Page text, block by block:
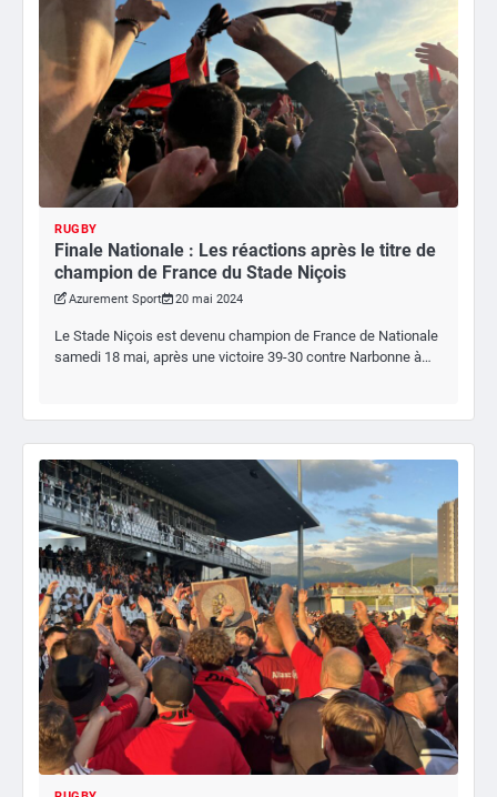
RUGBY
Finale Nationale : Les réactions après le titre de
champion de France du Stade Niçois
Azurement Sport 20 mai 2024
Le Stade Niçois est devenu champion de France de Nationale
samedi 18 mai, après une victoire 39-30 contre Narbonne à…